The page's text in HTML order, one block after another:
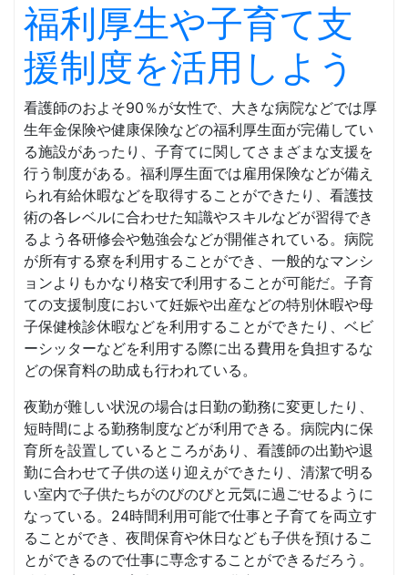
福利厚生や子育て支
援制度を活用しよう
看護師のおよそ90％が女性で、大きな病院などでは厚
生年金保険や健康保険などの福利厚生面が完備してい
る施設があったり、子育てに関してさまざまな支援を
行う制度がある。福利厚生面では雇用保険などが備え
られ有給休暇などを取得することができたり、看護技
術の各レベルに合わせた知識やスキルなどが習得でき
るよう各研修会や勉強会などが開催されている。病院
が所有する寮を利用することができ、一般的なマンシ
ョンよりもかなり格安で利用することが可能だ。子育
ての支援制度において妊娠や出産などの特別休暇や母
子保健検診休暇などを利用することができたり、ベビ
ーシッターなどを利用する際に出る費用を負担するな
どの保育料の助成も行われている。
夜勤が難しい状況の場合は日勤の勤務に変更したり、
短時間による勤務制度などが利用できる。病院内に保
育所を設置しているところがあり、看護師の出勤や退
勤に合わせて子供の送り迎えができたり、清潔で明る
い室内で子供たちがのびのびと元気に過ごせるように
なっている。24時間利用可能で仕事と子育てを両立す
ることができ、夜間保育や休日なども子供を預けるこ
とができるので仕事に専念することができるだろう。